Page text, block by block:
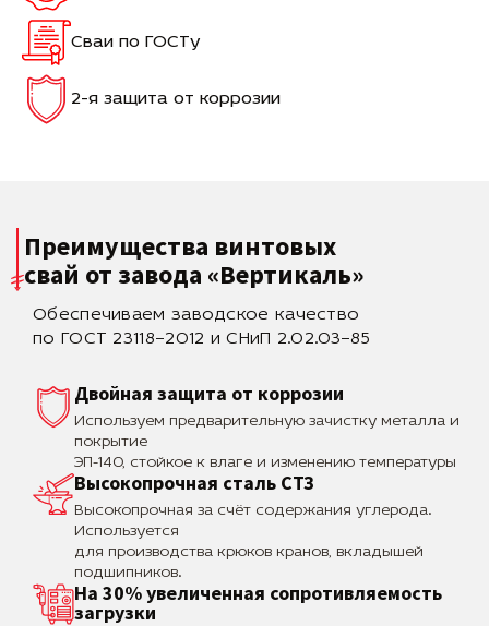
Сваи по ГОСТу
2-я защита от коррозии
Преимущества винтовых
свай от завода «Вертикаль»
Обеспечиваем заводское качество
по ГОСТ 23118–2012 и СНиП 2.02.03–85
Двойная защита от коррозии
Используем предварительную зачистку металла и
покрытие
ЭП-140, стойкое к влаге и изменению температуры
Высокопрочная сталь СТЗ
Высокопрочная за счёт содержания углерода.
Используется
для производства крюков кранов, вкладышей
подшипников.
На 30% увеличенная сопротивляемость
загрузки